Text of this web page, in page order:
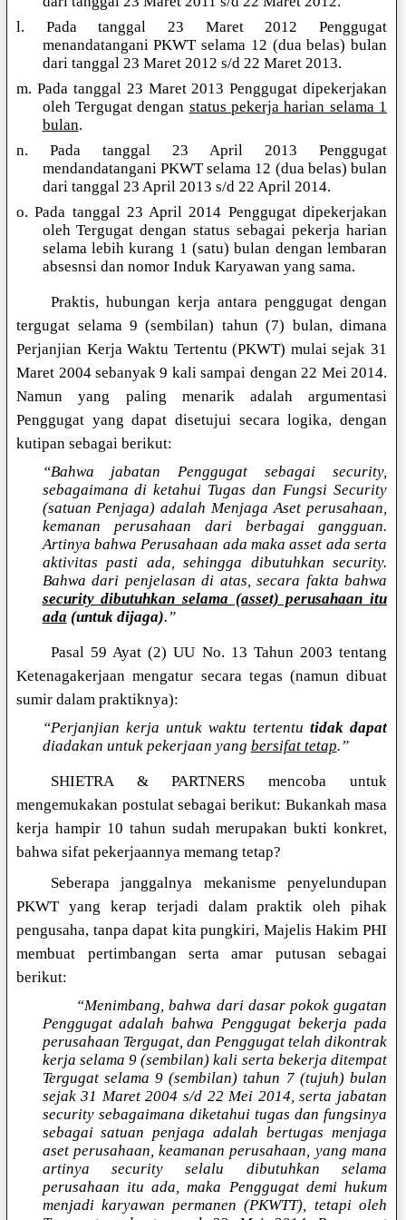
l. Pada tanggal 23 Maret 2012 Penggugat
menandatangani PKWT selama 12 (dua belas) bulan
dari tanggal 23 Maret 2012 s/d 22 Maret 2013.
m. Pada tanggal 23 Maret 2013 Penggugat dipekerjakan
oleh Tergugat dengan status pekerja harian selama 1
bulan.
n. Pada tanggal 23 April 2013 Penggugat
mendandatangani PKWT selama 12 (dua belas) bulan
dari tanggal 23 April 2013 s/d 22 April 2014.
o. Pada tanggal 23 April 2014 Penggugat dipekerjakan
oleh Tergugat dengan status sebagai pekerja harian
selama lebih kurang 1 (satu) bulan dengan lembaran
absesnsi dan nomor Induk Karyawan yang sama.
Praktis, hubungan kerja antara penggugat dengan
tergugat selama 9 (sembilan) tahun (7) bulan, dimana
Perjanjian Kerja Waktu Tertentu (PKWT) mulai sejak 31
Maret 2004 sebanyak 9 kali sampai dengan 22 Mei 2014.
Namun yang paling menarik adalah argumentasi
Penggugat yang dapat disetujui secara logika, dengan
kutipan sebagai berikut:
“Bahwa jabatan Penggugat sebagai security,
sebagaimana di ketahui Tugas dan Fungsi Security
(satuan Penjaga) adalah Menjaga Aset perusahaan,
kemanan perusahaan dari berbagai gangguan.
Artinya bahwa Perusahaan ada maka asset ada serta
aktivitas pasti ada, sehingga dibutuhkan security.
Bahwa dari penjelasan di atas, secara fakta bahwa
security dibutuhkan selama (asset) perusahaan itu
ada (untuk dijaga).”
Pasal 59 Ayat (2) UU No. 13 Tahun 2003 tentang
Ketenagakerjaan mengatur secara tegas (namun dibuat
sumir dalam praktiknya):
“Perjanjian kerja untuk waktu tertentu tidak dapat
diadakan untuk pekerjaan yang bersifat tetap.”
SHIETRA & PARTNERS mencoba untuk
mengemukakan postulat sebagai berikut: Bukankah masa
kerja hampir 10 tahun sudah merupakan bukti konkret,
bahwa sifat pekerjaannya memang tetap?
Seberapa janggalnya mekanisme penyelundupan
PKWT yang kerap terjadi dalam praktik oleh pihak
pengusaha, tanpa dapat kita pungkiri, Majelis Hakim PHI
membuat pertimbangan serta amar putusan sebagai
berikut:
“Menimbang, bahwa dari dasar pokok gugatan
Penggugat adalah bahwa Penggugat bekerja pada
perusahaan Tergugat, dan Penggugat telah dikontrak
kerja selama 9 (sembilan) kali serta bekerja ditempat
Tergugat selama 9 (sembilan) tahun 7 (tujuh) bulan
sejak 31 Maret 2004 s/d 22 Mei 2014, serta jabatan
security sebagaimana diketahui tugas dan fungsinya
sebagai satuan penjaga adalah bertugas menjaga
aset perusahaan, keamanan perusahaan, yang mana
artinya security selalu dibutuhkan selama
perusahaan itu ada, maka Penggugat demi hukum
menjadi karyawan permanen (PKWTT), tetapi oleh